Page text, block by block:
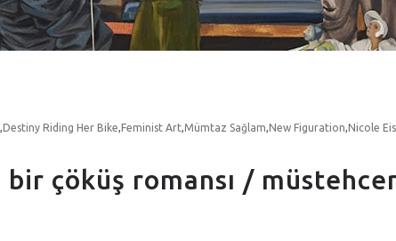
, Destiny Riding Her Bike, Feminist Art,Mümtaz Sağlam, New Figuration, Nicole
çöküş romansı /